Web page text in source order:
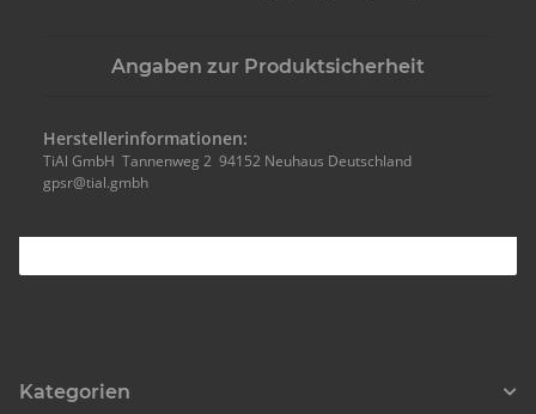
Angaben zur Produktsicherheit
Herstellerinformationen:
TiAl GmbH Tannenweg 2 94152 Neuhaus Deutschland
gpsr@tial.gmbh
Kategorien